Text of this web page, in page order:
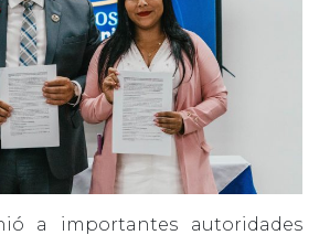
a importantes autoridades